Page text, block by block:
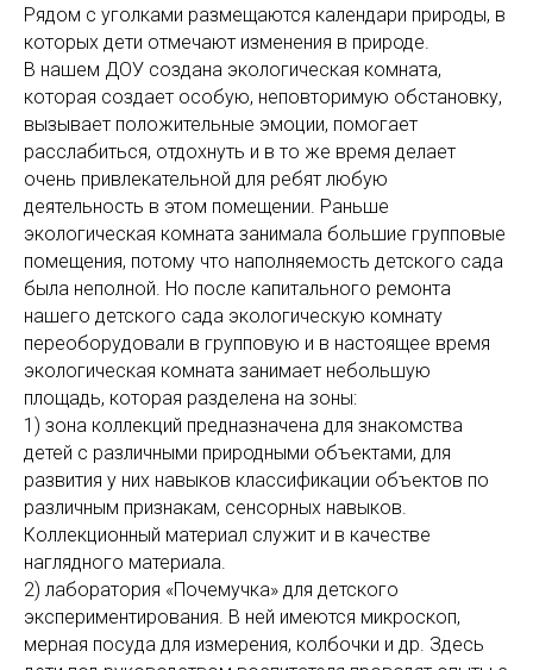
Рядом с уголками размещаются календари природы, в
которых дети отмечают изменения в природе.
В нашем ДОУ создана экологическая комната,
которая создает особую, неповторимую обстановку,
вызывает положительные эмоции, помогает
расслабиться, отдохнуть и в то же время делает
очень привлекательной для ребят любую
деятельность в этом помещении. Раньше
экологическая комната занимала большие групповые
помещения, потому что наполняемость детского сада
была неполной. Но после капитального ремонта
нашего детского сада экологическую комнату
переоборудовали в групповую и в настоящее время
экологическая комната занимает небольшую
площадь, которая разделена на зоны:
1) зона коллекций предназначена для знакомства
детей с различными природными объектами, для
развития у них навыков классификации объектов по
различным признакам, сенсорных навыков.
Коллекционный материал служит и в качестве
наглядного материала.
2) лаборатория «Почемучка» для детского
экспериментирования. В ней имеются микроскоп,
мерная посуда для измерения, колбочки и др. Здесь